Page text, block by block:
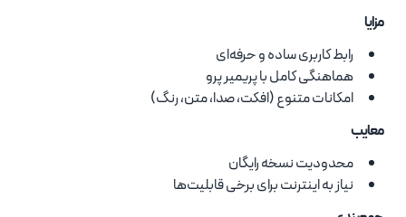
مزایا
رابط کاربری ساده و حرفه‌ای
هماهنگی کامل با پریمیر پرو
امکانات متنوع (افکت، صدا، متن، رنگ)
معایب
محدودیت نسخه رایگان
نیاز به اینترنت برای برخی قابلیت‌ها